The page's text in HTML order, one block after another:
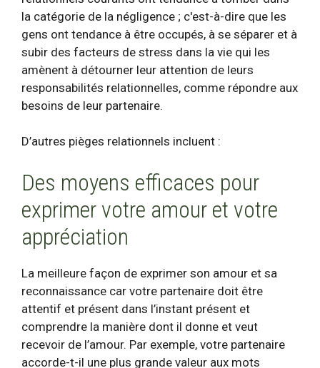
la catégorie de la négligence ; c'est-à-dire que les
gens ont tendance à être occupés, à se séparer et à
subir des facteurs de stress dans la vie qui les
amènent à détourner leur attention de leurs
responsabilités relationnelles, comme répondre aux
besoins de leur partenaire.
D’autres pièges relationnels incluent :
Des moyens efficaces pour
exprimer votre amour et votre
appréciation
La meilleure façon de exprimer son amour et sa
reconnaissance car votre partenaire doit être
attentif et présent dans l’instant présent et
comprendre la manière dont il donne et veut
recevoir de l’amour. Par exemple, votre partenaire
accorde-t-il une plus grande valeur aux mots